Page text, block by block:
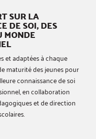
SUR LA
DE SOI, DES
MONDE
et adaptées à chaque
maturité des jeunes pour
connaissance de soi
en collaboration
et de direction